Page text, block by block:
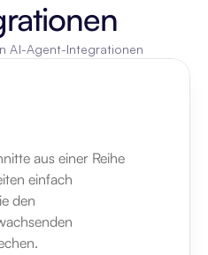
AI-Agent-Integrationen
aus einer Reihe
einfach
den